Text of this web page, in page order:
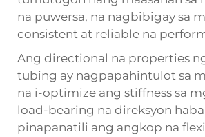
na puwersa, na nagbibigay sa
consistent at reliable na
Ang directional na properties
tubing ay nagpapahintulot sa
na i-optimize ang stiffness sa
load-bearing na direksyon
pinapanatili ang angkop na